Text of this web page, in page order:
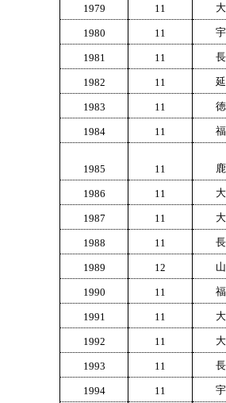
1979 11
1980 11
1981 11
1982 11
1983 11
1984 11
1985 11
1986 11
1987 11
1988 11
1989 12
1990 11
1991 11
1992 11
1993 11
1994 11